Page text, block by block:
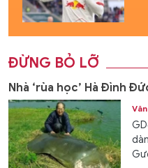
ĐỪNG BỎ LỠ
Nhà ‘rùa học’ Hà Đình